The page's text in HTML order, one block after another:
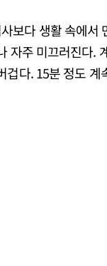
보다 생활 속에서
자주 미끄러진다.
다. 15분 정도